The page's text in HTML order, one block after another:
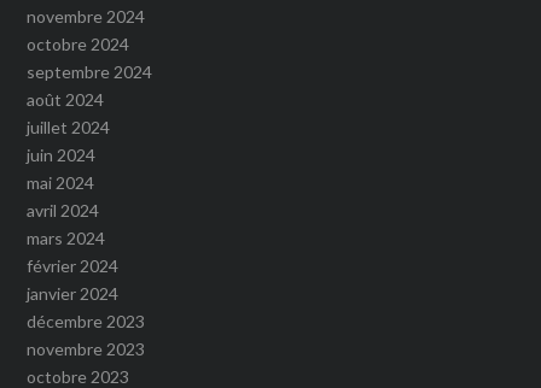
novembre 2024
octobre 2024
septembre 2024
août 2024
juillet 2024
juin 2024
mai 2024
avril 2024
mars 2024
février 2024
janvier 2024
décembre 2023
novembre 2023
octobre 2023